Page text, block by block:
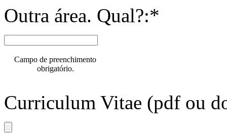
Outra área. Qual?:*
Campo de preenchimento
obrigatório.
Curriculum Vitae (pdf ou